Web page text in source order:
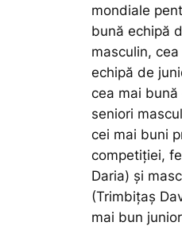
mondiale
bună echipă
masculin,
echipă de
cea mai bună
seniori
cei mai buni
competiției,
Daria) și
(Trimbițaș
mai bun